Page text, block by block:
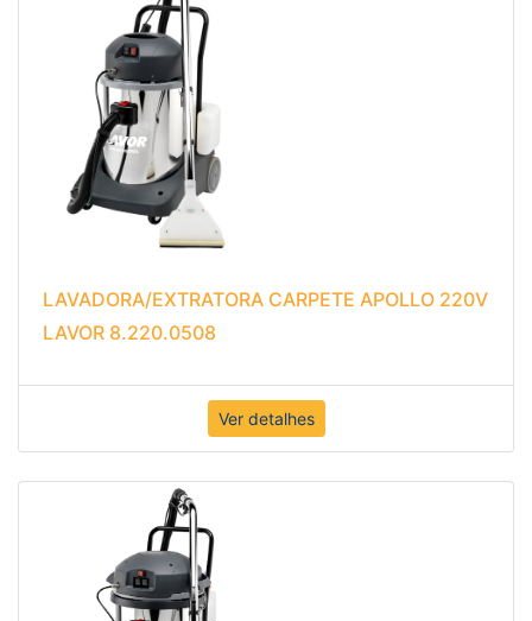
LAVADORA/EXTRATORA CARPETE APOLLO 220V
LAVOR 8.220.0508
Ver detalhes